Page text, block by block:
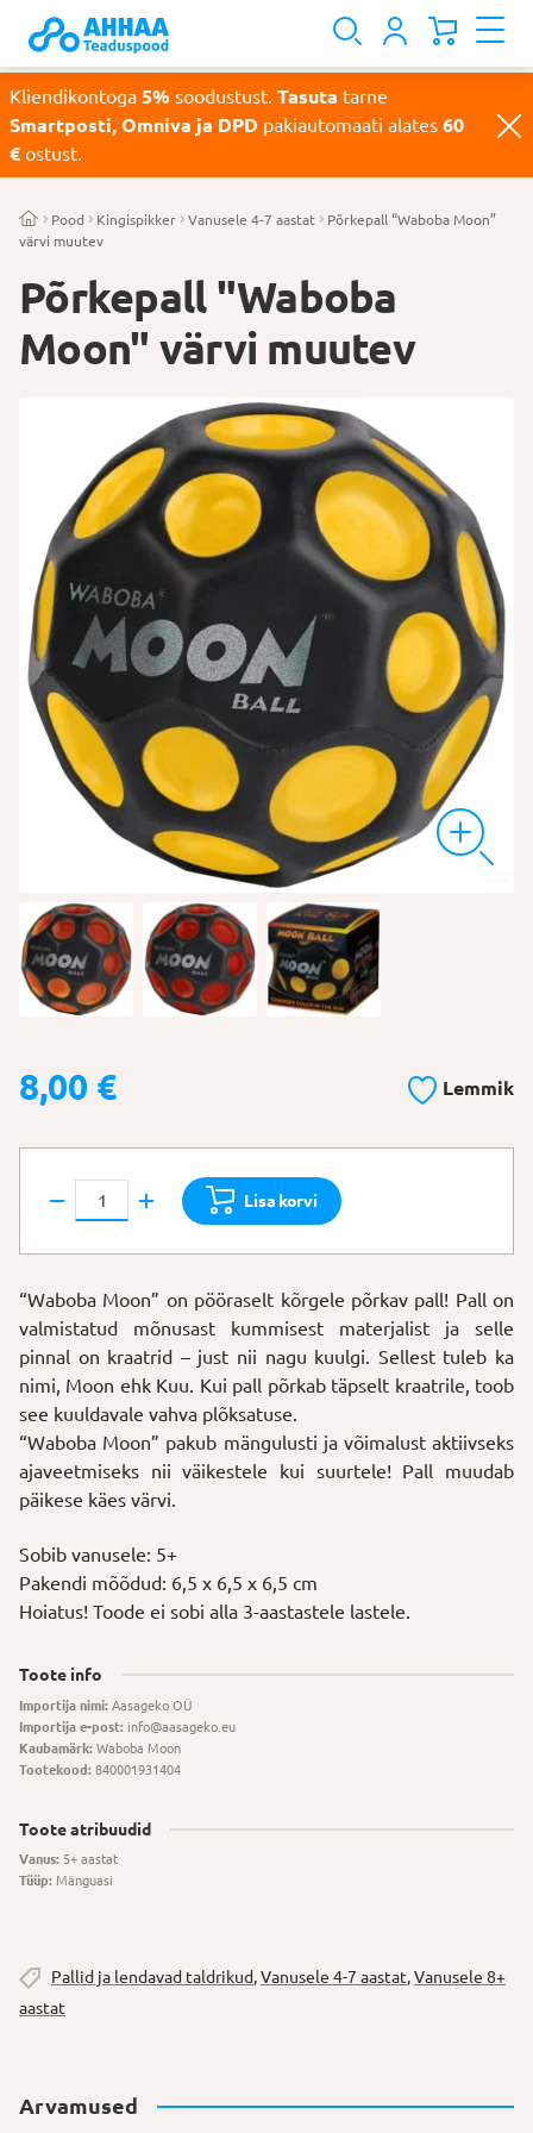
Kliendikontoga 5% soodustust. Tasuta tarne
Smartposti, Omniva ja DPD pakiautomaati alates 60
€ ostust.
Pood Kingispikker Vanusele 4-7 aastat
Põrkepall “Waboba Moon”
värvi muutev
Põrkepall "Waboba
Moon" värvi muutev
8,00 € Lemmik
Põrkepall
"Waboba
Moon"
muutev
kogus
Lisa korvi
“Waboba Moon” on pööraselt kõrgele põrkav pall! Pall on
valmistatud mõnusast kummisest materjalist ja selle
pinnal on kraatrid – just nii nagu kuulgi. Sellest tuleb ka
nimi, Moon ehk Kuu. Kui pall põrkab täpselt kraatrile, toob
see kuuldavale vahva plõksatuse.
“Waboba Moon” pakub mängulusti ja võimalust aktiivseks
ajaveetmiseks nii väikestele kui suurtele! Pall muudab
päikese käes värvi.
Sobib vanusele: 5+
Pakendi mõõdud: 6,5 x 6,5 x 6,5 cm
Hoiatus! Toode ei sobi alla 3-aastastele lastele.
Toote info
Importija nimi: Aasageko OÜ
Importija e-post: info@aasageko.eu
Kaubamärk: Waboba Moon
Tootekood: 840001931404
Toote atribuudid
Vanus: 5+ aastat
Tüüp: Mänguasi
Pallid ja lendavad taldrikud,Vanusele 4-7 aastat,Vanusele 8+
aastat
Arvamused